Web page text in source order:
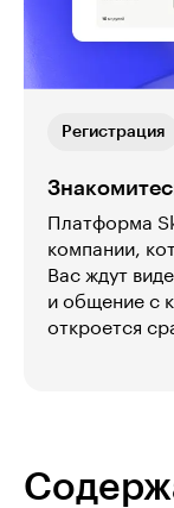
Регистрация
Платформа
компании,
Вас ждут
и общение с
откроется